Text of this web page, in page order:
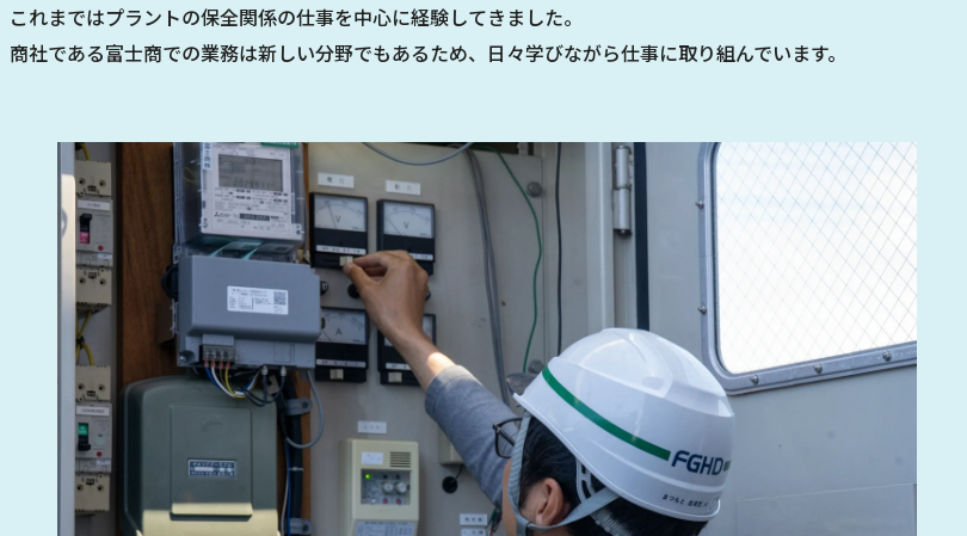
これまではプラントの保全関係の仕事を中心に経験してきました。
商社である富士商での業務は新しい分野でもあるため、日々学びながら仕事に取り組んでいます。